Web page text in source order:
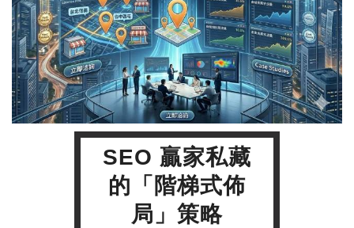
SEO 贏家私藏
的「階梯式佈
局」策略